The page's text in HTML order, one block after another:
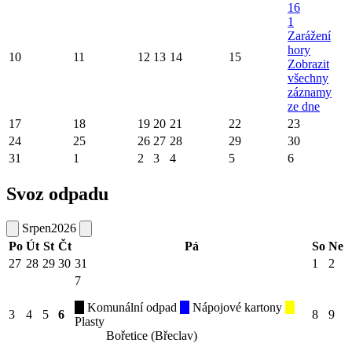
10 11 12 13 14 15
16
1
Zarážení
hory
Zobrazit
všechny
záznamy
ze dne
17
18 19 20 21 22
23
24
25 26 27 28 29
30
31
1 2 3 4 5 6
Svoz odpadu
Srpen2026
Po Út St Čt Pá So Ne
27 28 29 30 31 1 2
3 4 5 6
7
Komunální odpad
Nápojové kartony
Plasty
Bořetice (Břeclav)
8 9